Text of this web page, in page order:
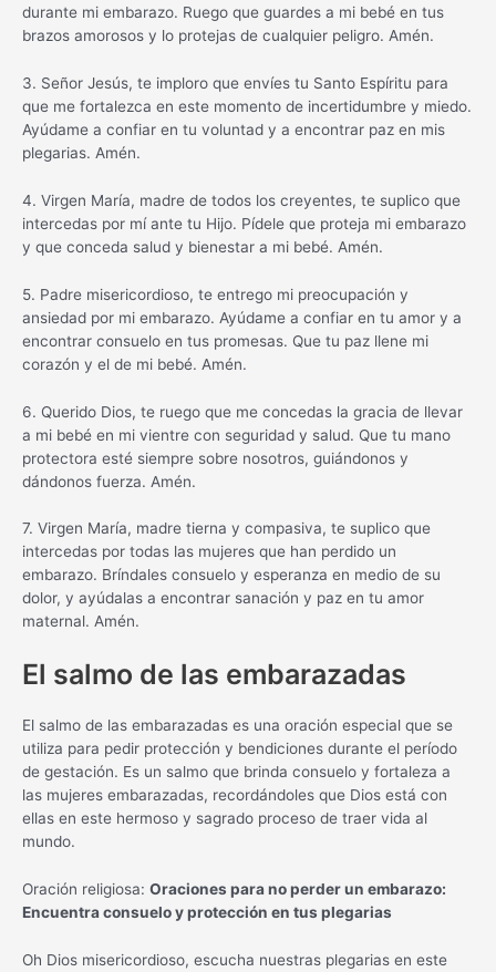
durante mi embarazo. Ruego que guardes a mi bebé en tus
brazos amorosos y lo protejas de cualquier peligro. Amén.
3. Señor Jesús, te imploro que envíes tu Santo Espíritu para
que me fortalezca en este momento de incertidumbre y miedo.
Ayúdame a confiar en tu voluntad y a encontrar paz en mis
plegarias. Amén.
4. Virgen María, madre de todos los creyentes, te suplico que
intercedas por mí ante tu Hijo. Pídele que proteja mi embarazo
y que conceda salud y bienestar a mi bebé. Amén.
5. Padre misericordioso, te entrego mi preocupación y
ansiedad por mi embarazo. Ayúdame a confiar en tu amor y a
encontrar consuelo en tus promesas. Que tu paz llene mi
corazón y el de mi bebé. Amén.
6. Querido Dios, te ruego que me concedas la gracia de llevar
a mi bebé en mi vientre con seguridad y salud. Que tu mano
protectora esté siempre sobre nosotros, guiándonos y
dándonos fuerza. Amén.
7. Virgen María, madre tierna y compasiva, te suplico que
intercedas por todas las mujeres que han perdido un
embarazo. Bríndales consuelo y esperanza en medio de su
dolor, y ayúdalas a encontrar sanación y paz en tu amor
maternal. Amén.
El salmo de las embarazadas
El salmo de las embarazadas es una oración especial que se
utiliza para pedir protección y bendiciones durante el período
de gestación. Es un salmo que brinda consuelo y fortaleza a
las mujeres embarazadas, recordándoles que Dios está con
ellas en este hermoso y sagrado proceso de traer vida al
mundo.
Oración religiosa: Oraciones para no perder un embarazo:
Encuentra consuelo y protección en tus plegarias
Oh Dios misericordioso, escucha nuestras plegarias en este